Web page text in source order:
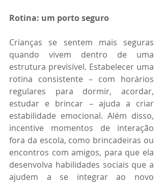
Rotina: um porto seguro
Crianças se sentem mais seguras
quando vivem dentro de uma
estrutura previsível. Estabelecer uma
rotina consistente – com horários
regulares para dormir, acordar,
estudar e brincar – ajuda a criar
estabilidade emocional. Além disso,
incentive momentos de interação
fora da escola, como brincadeiras ou
encontros com amigos, para que ela
desenvolva habilidades sociais que a
ajudem a se integrar ao novo